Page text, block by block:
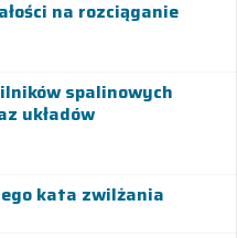
na rozciąganie
spalinowych
układów
kata zwilżania